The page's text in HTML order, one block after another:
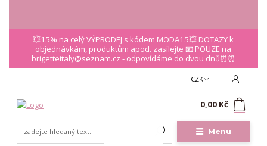
💥15% na celý VÝPRODEJ s kódem MODA15💥 DOTAZY k
objednávkám, produktům apod. zasílejte 📧 POUZE na
brigetteitaly@seznam.cz - odpovídáme do dvou dnů⏰⏰
Menu
CZK
0,00 Kč